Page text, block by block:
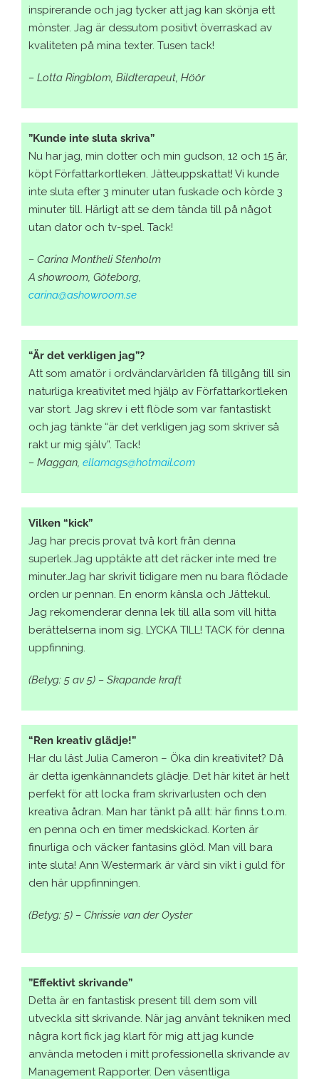
inspirerande och jag tycker att jag kan skönja ett
mönster. Jag är dessutom positivt överraskad av
kvaliteten på mina texter. Tusen tack!
– Lotta Ringblom, Bildterapeut, Höör
”Kunde inte sluta skriva”
Nu har jag, min dotter och min gudson, 12 och 15 år,
köpt Författarkortleken. Jätteuppskattat! Vi kunde
inte sluta efter 3 minuter utan fuskade och körde 3
minuter till. Härligt att se dem tända till på något
utan dator och tv-spel. Tack!
– Carina Montheli Stenholm
A showroom, Göteborg,
carina@ashowroom.se
“Är det verkligen jag”?
Att som amatör i ordvändarvärlden få tillgång till sin
naturliga kreativitet med hjälp av Författarkortleken
var stort. Jag skrev i ett flöde som var fantastiskt
och jag tänkte “är det verkligen jag som skriver så
rakt ur mig själv”. Tack!
– Maggan, ellamags@hotmail.com
Vilken “kick”
Jag har precis provat två kort från denna
superlek.Jag upptäkte att det räcker inte med tre
minuter.Jag har skrivit tidigare men nu bara flödade
orden ur pennan. En enorm känsla och Jättekul.
Jag rekomenderar denna lek till alla som vill hitta
berättelserna inom sig. LYCKA TILL! TACK för denna
uppfinning.
(Betyg: 5 av 5) – Skapande kraft
“Ren kreativ glädje!”
Har du läst Julia Cameron – Öka din kreativitet? Då
är detta igenkännandets glädje. Det här kitet är helt
perfekt för att locka fram skrivarlusten och den
kreativa ådran. Man har tänkt på allt: här finns t.o.m.
en penna och en timer medskickad. Korten är
finurliga och väcker fantasins glöd. Man vill bara
inte sluta! Ann Westermark är värd sin vikt i guld för
den här uppfinningen.
(Betyg: 5) – Chrissie van der Oyster
”Effektivt skrivande”
Detta är en fantastisk present till dem som vill
utveckla sitt skrivande. När jag använt tekniken med
några kort fick jag klart för mig att jag kunde
använda metoden i mitt professionella skrivande av
Management Rapporter. Den väsentliga